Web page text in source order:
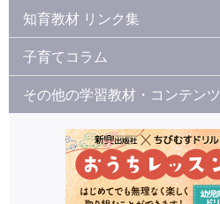
知育教材 リンク集
子育てコラム
その他の学習教材・コンテンツ